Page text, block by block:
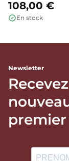
108,00 €
En stock
Newsletter
premier